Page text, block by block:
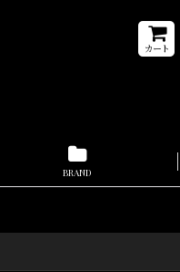
カート
BRAND